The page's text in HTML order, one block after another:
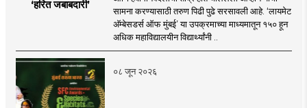
‘हरित जबाबदारी’
सामना करण्यासाठी तरुण पिढी पुढे सरसावली आहे. ‘लायमेट
अ‍ॅम्बेसडर्स ऑफ मुंबई’ या उपक्रमाच्या माध्यमातून १५० हून
अधिक महाविद्यालयीन विद्यार्थ्यांनी ..
०८ जून २०२६